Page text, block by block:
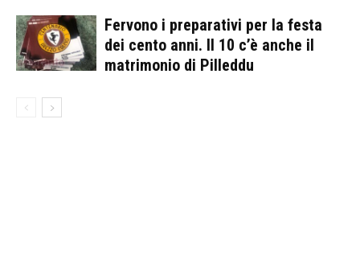
Fervono i preparativi per la festa
dei cento anni. Il 10 c’è anche il
matrimonio di Pilleddu